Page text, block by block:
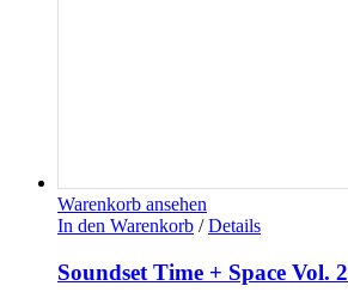
Warenkorb ansehen
In den Warenkorb / Details
Soundset Time + Space Vol. 2